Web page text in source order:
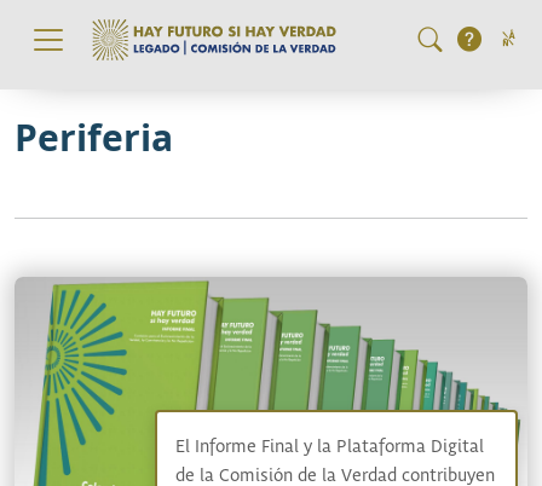
Pasar al contenido principal
Periferia
El Informe Final y la Plataforma Digital
de la Comisión de la Verdad contribuyen